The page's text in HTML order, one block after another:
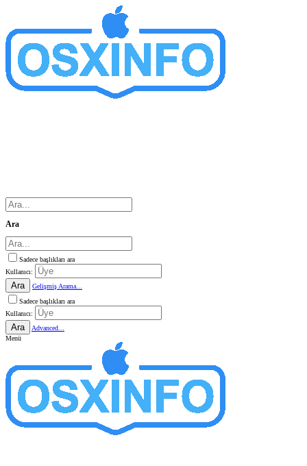
Ara
Sadece başlıkları ara
Kullanıcı:
Ara
Gelişmiş Arama...
Sadece başlıkları ara
Kullanıcı:
Ara
Advanced...
Menü